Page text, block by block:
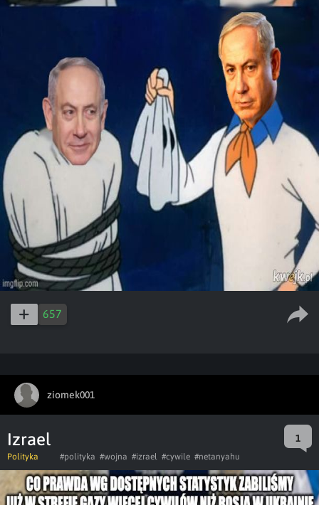
657
ziomek001
Izrael 1
Polityka #polityka #wojna #izrael #cywile #netanyahu